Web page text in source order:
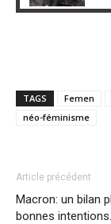
TAGS Femen
néo-féminisme
Article précédent
Macron: un bilan
bonnes intentions…